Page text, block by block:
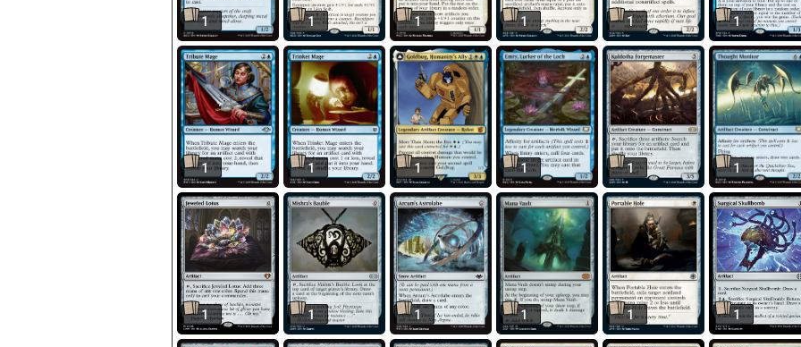
1 1 1 1 1 1
1 1 1 1 1 1
1 1 1 1 1 1